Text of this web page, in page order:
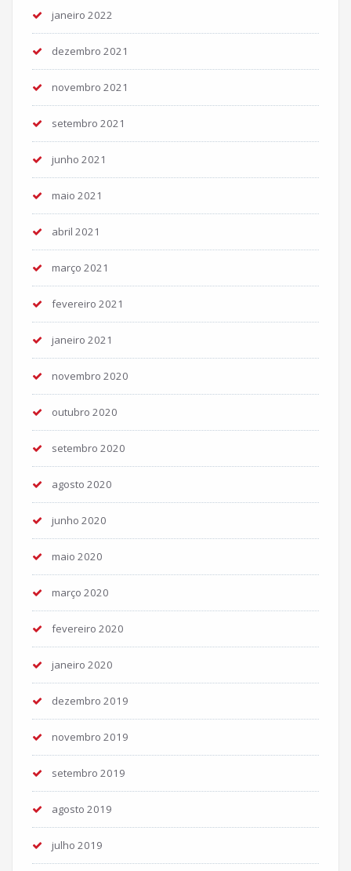
janeiro 2022
dezembro 2021
novembro 2021
setembro 2021
junho 2021
maio 2021
abril 2021
março 2021
fevereiro 2021
janeiro 2021
novembro 2020
outubro 2020
setembro 2020
agosto 2020
junho 2020
maio 2020
março 2020
fevereiro 2020
janeiro 2020
dezembro 2019
novembro 2019
setembro 2019
agosto 2019
julho 2019